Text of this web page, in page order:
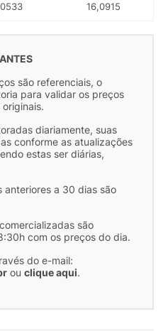
16,0915
são referenciais, o
para validar os preços
diariamente, suas
conforme as atualizações
estas ser diárias,
a 30 dias são
são
com os preços do dia.
do e-mail:
ou clique aqui.